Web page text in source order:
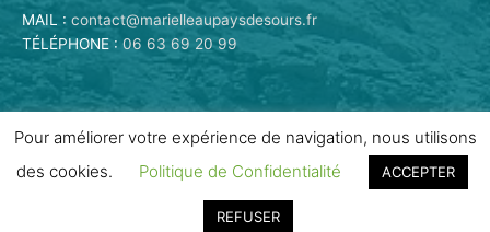
MAIL : contact@marielleaupaysdesours.fr
TÉLÉPHONE : 06 63 69 20 99
Copyright © 2026Marielle au Pays des Ours | Vente en ligne
de peluches| Propulsé par
Pour améliorer votre expérience de navigation, nous utilisons
des cookies.
Politique de Confidentialité ACCEPTER
REFUSER